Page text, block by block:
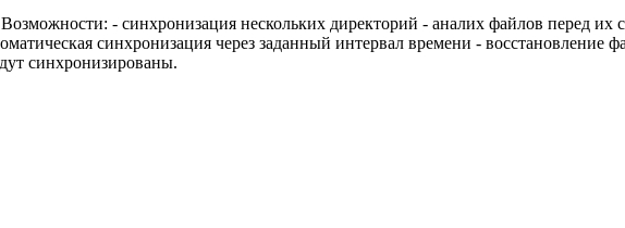
- синхронизация нескольких директорий - аналих файлов перед их
синхронизация через заданный интервал времени -
синхронизированы.